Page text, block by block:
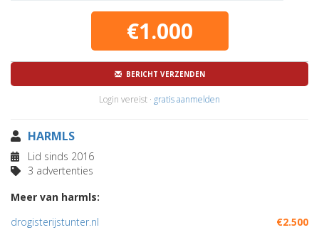
€1.000
BERICHT VERZENDEN
Login vereist · gratis aanmelden
HARMLS
Lid sinds 2016
3 advertenties
Meer van harmls:
drogisterijstunter.nl
€2.500